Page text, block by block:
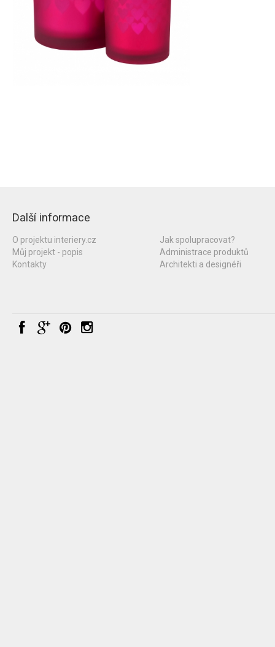
Další informace
O projektu interiery.cz
Můj projekt - popis
Kontakty
Jak spolupracovat?
Administrace produktů
Architekti a designéři